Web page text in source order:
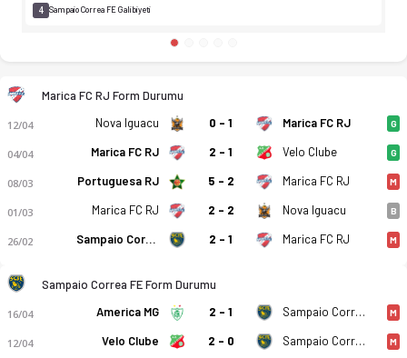
4 Sampaio Correa FE Galibiyeti
Marica FC RJ Form Durumu
12/04 Nova Iguacu 0 - 1 Marica FC RJ G
04/04 Marica FC RJ 2 - 1 Velo Clube G
08/03 Portuguesa RJ 5 - 2 Marica FC RJ M
01/03 Marica FC RJ 2 - 2 Nova Iguacu B
26/02 Sampaio Correa FE 2 - 1 Marica FC RJ M
Sampaio Correa FE Form Durumu
16/04 America MG 2 - 1 Sampaio Correa FE M
12/04 Velo Clube 2 - 0 Sampaio Correa FE M